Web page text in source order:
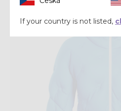
If your country is not listed,